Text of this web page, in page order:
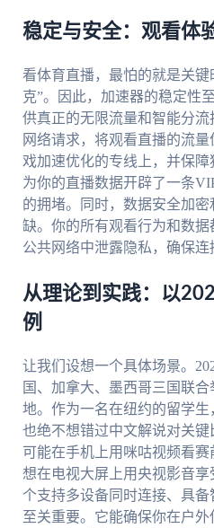
稳定与安全：观看体
看体育直播，最怕的就是关
克”。因此，加速器的稳定性
供真正的无限流量和智能分
网络请求，将观看直播的流
戏加速优化的专线上，并保
为你的直播数据开辟了一条
的拥堵。同时，数据安全加
缺。你的所有观看行为和数
公共网络中泄露隐私，确保连
从理论到实践：以
例
让我们设想一个具体场景。
国、加拿大、墨西哥三国联
地。作为一名在纽约的留学生
也绝不想错过中文解说对关
可能在手机上用咪咕视频看赛
想在电视大屏上用央视影音
个支持多设备同时连接、具
至关重要。它能确保你在户